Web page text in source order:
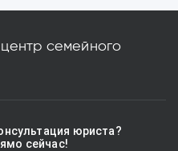
семейного
юриста?
сейчас!